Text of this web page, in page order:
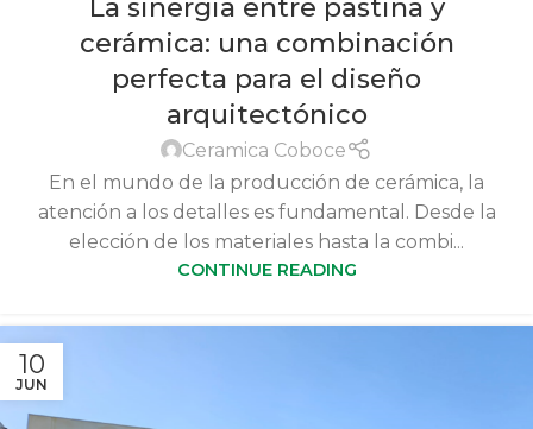
La sinergia entre pastina y
cerámica: una combinación
perfecta para el diseño
arquitectónico
Ceramica Coboce
En el mundo de la producción de cerámica, la
atención a los detalles es fundamental. Desde la
elección de los materiales hasta la combi...
CONTINUE READING
10
JUN